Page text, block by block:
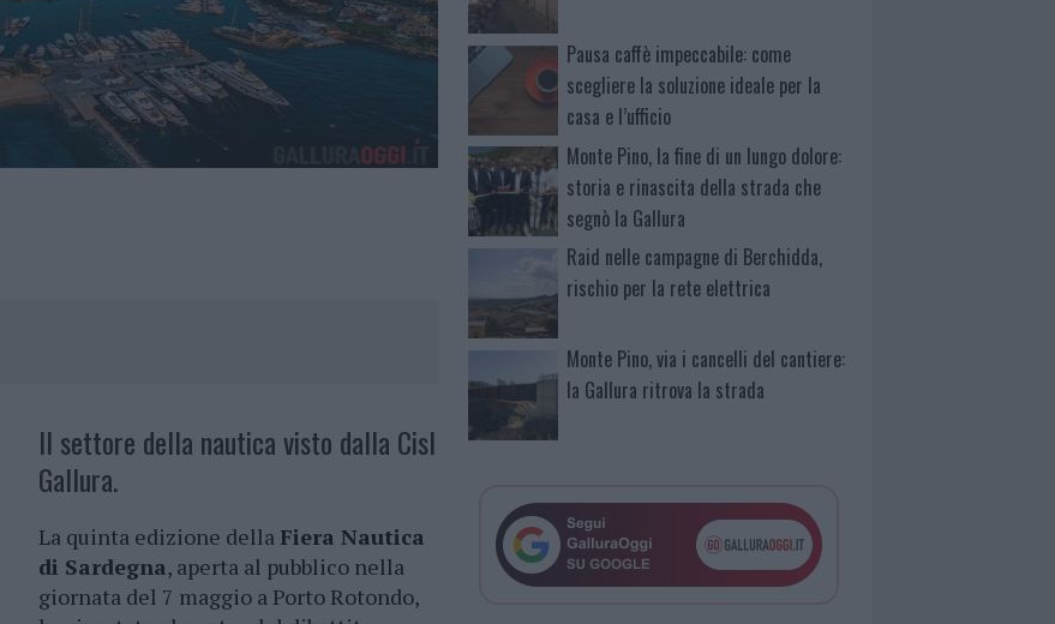
Il settore della nautica visto dalla Cisl
Gallura.
La quinta edizione della Fiera Nautica
di Sardegna, aperta al pubblico nella
giornata del 7 maggio a Porto Rotondo,
Pausa caffè impeccabile: come
scegliere la soluzione ideale per la
casa e l’ufficio
Monte Pino, la fine di un lungo dolore:
storia e rinascita della strada che
segnò la Gallura
Raid nelle campagne di Berchidda,
rischio per la rete elettrica
Monte Pino, via i cancelli del cantiere:
la Gallura ritrova la strada